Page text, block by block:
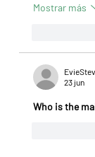
Mostrar más
23 jun
Who is the